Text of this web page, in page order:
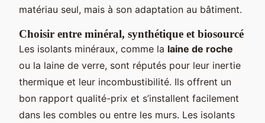
matériau seul, mais à son adaptation au bâtiment.
Choisir entre minéral, synthétique et biosourcé
Les isolants minéraux, comme la laine de roche
ou la laine de verre, sont réputés pour leur inertie
thermique et leur incombustibilité. Ils offrent un
bon rapport qualité-prix et s’installent facilement
dans les combles ou entre les murs. Les isolants